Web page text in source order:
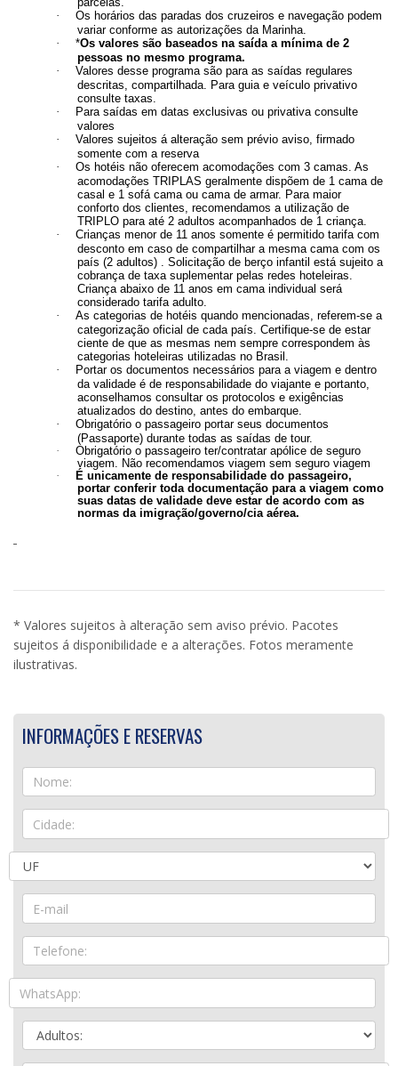
·
Os horários das paradas dos cruzeiros e navegação podem
variar conforme as autorizações da Marinha.
·
*Os valores são baseados na saída a mínima de 2
pessoas no mesmo programa.
·
Valores desse programa são para as saídas regulares
descritas, compartilhada. Para guia e veículo privativo
consulte taxas.
·
Para saídas em datas exclusivas ou privativa consulte
valores
·
Valores sujeitos á alteração sem prévio aviso, firmado
somente com a reserva
·
Os hotéis não oferecem acomodações com 3 camas. As
acomodações TRIPLAS geralmente dispõem de 1 cama de
casal e 1 sofá cama ou cama de armar. Para maior
conforto dos clientes, recomendamos a utilização de
TRIPLO para até 2 adultos acompanhados de 1 criança.
·
Crianças menor de 11 anos somente é permitido tarifa com
desconto em caso de compartilhar a mesma cama com os
país (2 adultos) . Solicitação de berço infantil está sujeito a
cobrança de taxa suplementar pelas redes hoteleiras.
Criança abaixo de 11 anos em cama individual será
considerado tarifa adulto.
·
As categorias de hotéis quando mencionadas, referem-se a
categorização oficial de cada país. Certifique-se de estar
ciente de que as mesmas nem sempre correspondem às
categorias hoteleiras utilizadas no Brasil.
·
Portar os documentos necessários para a viagem e dentro
da validade é de responsabilidade do viajante e portanto,
aconselhamos consultar os protocolos e exigências
atualizados do destino, antes do embarque.
·
Obrigatório o passageiro portar seus documentos
(Passaporte) durante todas as saídas de tour.
·
Obrigatório o passageiro ter/contratar apólice de seguro
viagem. Não recomendamos viagem sem seguro viagem
·
É unicamente de responsabilidade do passageiro,
portar conferir toda documentação para a viagem como
suas datas de validade deve estar de acordo com as
normas da imigração/governo/cia aérea.
* Valores sujeitos à alteração sem aviso prévio. Pacotes
sujeitos á disponibilidade e a alterações. Fotos meramente
ilustrativas.
INFORMAÇÕES E RESERVAS